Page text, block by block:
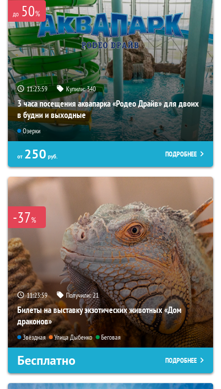
до 50%
11:23:57 Купили:340
3 часа посещения аквапарка «Родео Драйв» для двоих
в будни и выходные
Озерки
от 250 руб. ПОДРОБНЕЕ
-37%
11:23:57 Получили:21
Билеты на выставку экзотических животных «Дом
драконов»
Звёздная Улица Дыбенко Беговая
Бесплатно ПОДРОБНЕЕ